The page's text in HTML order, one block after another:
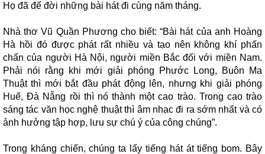
Họ đã để đời những bài hát đi cùng năm tháng.
Nhà thơ Vũ Quần Phương cho biết: “Bài hát của anh Hoàng
Hà hồi đó được phát rất nhiều và tạo nên không khí phấn
chấn của người Hà Nội, người miền Bắc đối với miền Nam.
Phải nói rằng khi mới giải phóng Phước Long, Buôn Ma
Thuật thì mới bắt đầu phát động lên, nhưng khi giải phóng
Huế, Đà Nẵng rồi thì nó thành một cao trào. Trong cao trào
sáng tác văn học nghệ thuật thì âm nhạc đi ra sớm nhất và có
ảnh hưởng tập hợp, lưu sự chú ý của công chúng”.
Trong kháng chiến, chúng ta lấy tiếng hát át tiếng bom. Bây